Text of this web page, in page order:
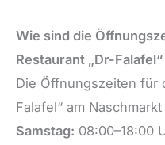
Wie sind die
Restaurant „Dr-
Die Öffnungszeiten für
Falafel“ am
Samstag: 08:00–18:00